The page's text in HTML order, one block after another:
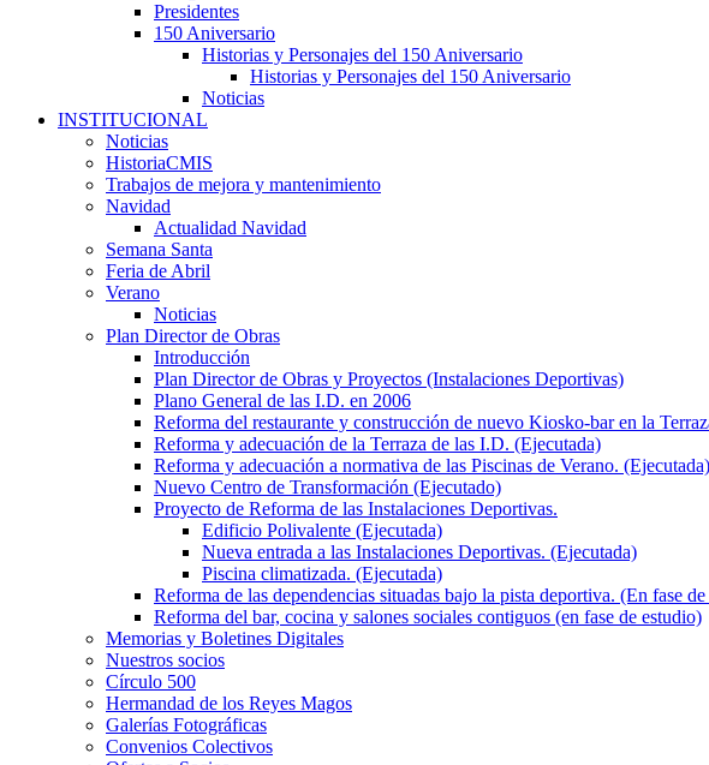
Presidentes
150 Aniversario
Historias y Personajes del 150 Aniversario
Historias y Personajes del 150 Aniversario
Noticias
INSTITUCIONAL
Noticias
HistoriaCMIS
Trabajos de mejora y mantenimiento
Navidad
Actualidad Navidad
Semana Santa
Feria de Abril
Verano
Noticias
Plan Director de Obras
Introducción
Plan Director de Obras y Proyectos (Instalaciones Deportivas)
Plano General de las I.D. en 2006
Reforma del restaurante y construcción de nuevo Kiosko-bar en la
Reforma y adecuación de la Terraza de las I.D. (Ejecutada)
Reforma y adecuación a normativa de las Piscinas de Verano. (Ejecutada)
Nuevo Centro de Transformación (Ejecutado)
Proyecto de Reforma de las Instalaciones Deportivas.
Edificio Polivalente (Ejecutada)
Nueva entrada a las Instalaciones Deportivas. (Ejecutada)
Piscina climatizada. (Ejecutada)
Reforma de las dependencias situadas bajo la pista deportiva. (En fase
Reforma del bar, cocina y salones sociales contiguos (en fase de estudio)
Memorias y Boletines Digitales
Nuestros socios
Círculo 500
Hermandad de los Reyes Magos
Galerías Fotográficas
Convenios Colectivos